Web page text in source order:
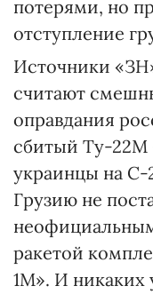
потерями, но
отступление
Источники
считают
оправдания
сбитый Ту-22М
украинцы на
Грузию не
ракетой
1М». И никаких